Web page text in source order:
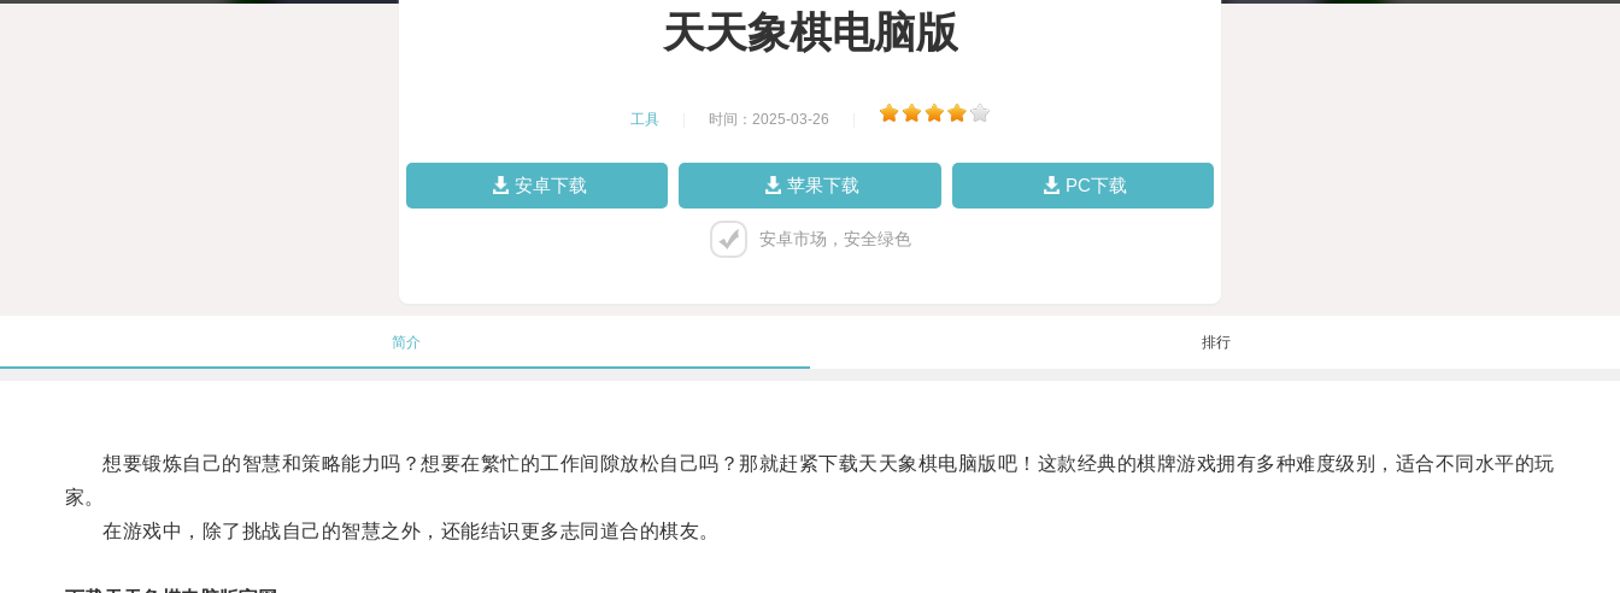
天天象棋电脑版
工具 时间：2025-03-26
安卓下载 苹果下载 PC下载
安卓市场，安全绿色
简介 排行
想要锻炼自己的智慧和策略能力吗？想要在繁忙的工作间隙放松自己吗？那就赶紧下载天天象棋电脑版吧！这款经典的棋牌游戏拥有多种难度级别，适合不同水平的玩
家。
在游戏中，除了挑战自己的智慧之外，还能结识更多志同道合的棋友。